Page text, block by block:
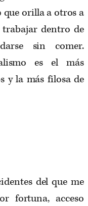
orilla a otros a
dentro de
sin comer.
es el más
y la más filosa de
del que me
fortuna, acceso